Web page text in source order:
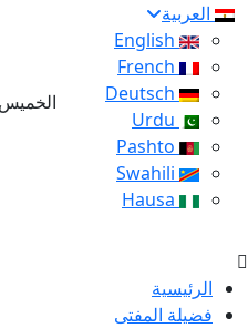
العربية
الرئيسية
فضيلة المفتى